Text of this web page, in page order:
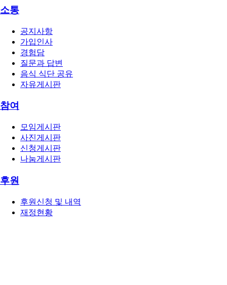
소통
공지사항
가입인사
경험담
질문과 답변
음식 식단 공유
자유게시판
참여
모임게시판
사진게시판
신청게시판
나눔게시판
후원
후원신청 및 내역
재정현황